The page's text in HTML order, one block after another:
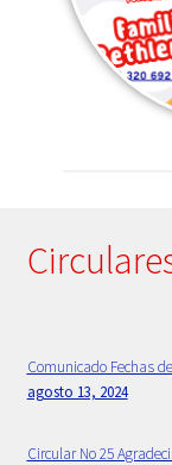
Comunicado Fechas
agosto 13, 2024
Circular No 25